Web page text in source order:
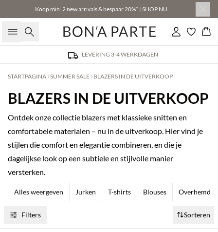
Koop min. 2 new arrivals & bespaar 20%* | SHOP NU
Zoeken Inloggen
LEVERING 3-4 WERKDAGEN
STARTPAGINA SUMMER SALE BLAZERS IN DE UITVERKOOP
BLAZERS IN DE UITVERKOOP
Ontdek onze collectie blazers met klassieke snitten en
comfortabele materialen – nu in de uitverkoop. Hier vind je
stijlen die comfort en elegantie combineren, en die je
dagelijkse look op een subtiele en stijlvolle manier
versterken.
Alles weergeven Jurken T-shirts Blouses Overhemden
Filters Sorteren